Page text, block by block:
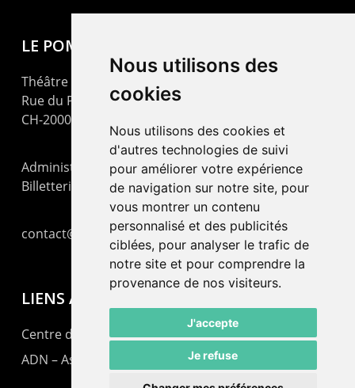
Nous utilisons des
cookies
Nous utilisons des cookies et
d'autres technologies de suivi
pour améliorer votre expérience
de navigation sur notre site, pour
vous montrer un contenu
personnalisé et des publicités
ciblées, pour analyser le trafic de
notre site et pour comprendre la
provenance de nos visiteurs.
J'accepte
Je refuse
LE POMMIER
Théâtre – Centre Culturel Neuchâtelois
Rue du Pommier 9
CH-2000 Neuchâtel
Administration : +41 32 725 03 03
Billetterie : +41 32 725 05 05
contact@lepommier.ch
LIENS AMIS
Centre de culture ABC
ADN – Association Danse Neuchâtel